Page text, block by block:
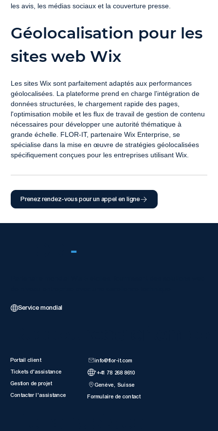
les avis, les médias sociaux et la couverture presse.
Géolocalisation pour les
sites web Wix
Les sites Wix sont parfaitement adaptés aux performances
géolocalisées. La plateforme prend en charge l'intégration de
données structurées, le chargement rapide des pages,
l'optimisation mobile et les flux de travail de gestion de contenu
nécessaires pour développer une autorité thématique à
grande échelle. FLOR-IT, partenaire Wix Enterprise, se
spécialise dans la mise en œuvre de stratégies géolocalisées
spécifiquement conçues pour les entreprises utilisant Wix.
Prenez rendez-vous pour un appel en ligne
-
Service mondial
Portail client
Tickets d'assistance
Gestion de projet
Contacter l'assistance
info@flor-it.com
'+41 78 268 8610
Genève, Suisse
Formulaire de contact